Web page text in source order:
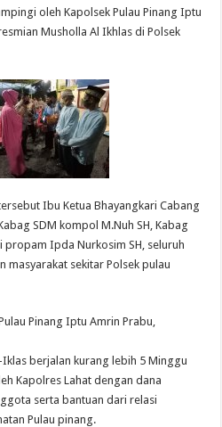
oleh Kapolsek Pulau Pinang Iptu
Musholla Al Ikhlas di Polsek
Ibu Ketua Bhayangkari Cabang
SDM kompol M.Nuh SH, Kabag
propam Ipda Nurkosim SH, seluruh
masyarakat sekitar Polsek pulau
Pinang Iptu Amrin Prabu,
berjalan kurang lebih 5 Minggu
Kapolres Lahat dengan dana
serta bantuan dari relasi
Pulau pinang.